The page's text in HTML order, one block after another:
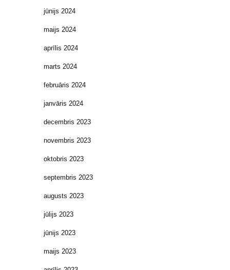
jūnijs 2024
maijs 2024
aprīlis 2024
marts 2024
februāris 2024
janvāris 2024
decembris 2023
novembris 2023
oktobris 2023
septembris 2023
augusts 2023
jūlijs 2023
jūnijs 2023
maijs 2023